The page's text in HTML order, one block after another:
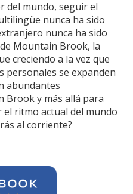
del mundo, seguir el
nunca ha sido
nunca ha sido
Mountain Brook, la
creciendo a la vez que
personales se expanden
abundantes
y más allá para
ritmo actual del mundo
al corriente?